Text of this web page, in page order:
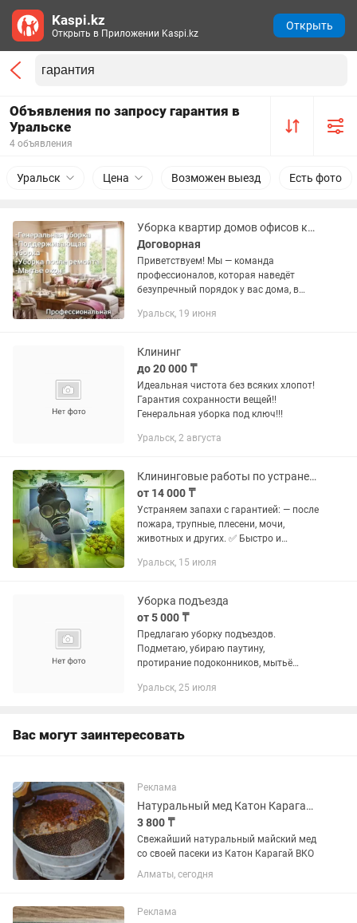
Объявления по запросу гарантия в
Уральске
4 объявления
Уральск Цена Возможен выезд Есть фото
Уборка квартир домов офисов клининг мойка окон
Договорная
Приветствуем! Мы — команда
профессионалов, которая наведёт
безупречный порядок у вас дома, в
помещении. Забудьте о грязи и пыли —
комфортом...
Уральск, 19 июня
Клининг
до 20 000 ₸
Идеальная чистота без всяких хлопот!
Гарантия сохранности вещей!!
Генеральная уборка под ключ!!!
Уральск, 2 августа
Клининговые работы по устранению запахов в помещениях
от 14 000 ₸
Устраняем запахи с гарантией: — после
пожара, трупные, плесени, мочи,
животных и других. ✅ Быстро и
час ✅ Обработка квартир, домов,
Уральск, 15 июля
Уборка подъезда
от 5 000 ₸
Предлагаю уборку подъездов.
Подметаю, убираю паутину,
протирание подоконников, мытьё
Цена от 5000 тысяч. Нина
Уральск, 25 июля
Вас могут заинтересовать
Реклама
Натуральный мед Катон Карагай ВКО гарантия 100%
3 800 ₸
Свежайший натуральный майский мед
со своей пасеки из Катон Карагай ВКО
Алматы, сегодня
Реклама
Kaspi.kz
Открыть в Приложении Kaspi.kz
Открыть